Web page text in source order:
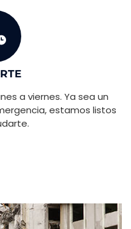
a viernes. Ya sea un
estamos listos